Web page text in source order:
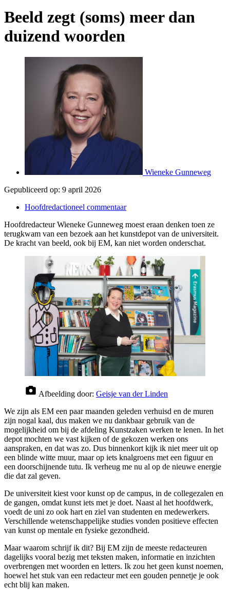
Beeld zegt (soms) meer dan
duizend woorden
Wieneke Gunneweg
Gepubliceerd op: 9 april 2026
Hoofdredactioneel commentaar
Hoofdredacteur Wieneke Gunneweg moest eraan denken toen ze
terugkwam van een bezoek aan het kunstdepot van de universiteit.
De kracht van beeld, ook bij EM, kan niet worden onderschat.
Afbeelding door: Geisje van der Linden
We zijn als EM een paar maanden geleden verhuisd en de muren
zijn nogal kaal, dus maken we nu dankbaar gebruik van de
mogelijkheid om bij de afdeling Kunstzaken werken te lenen. In het
depot mochten we vast kijken of de gekozen werken ons
aanspraken, en dat was zo. Dus binnenkort kijk ik niet meer uit op
een blinde witte muur, maar op iets knalgroens met een figuur en
een doorschijnende tutu. Ik verheug me nu al op de nieuwe energie
die dat zal geven.
De universiteit kiest voor kunst op de campus, in de collegezalen en
de gangen, omdat kunst iets met je doet. Naast al het hoofdwerk,
voedt de uni zo ook hart en ziel van studenten en medewerkers.
Verschillende wetenschappelijke studies vonden positieve effecten
van kunst op mentale en fysieke gezondheid.
Maar waarom schrijf ik dit? Bij EM zijn de meeste redacteuren
dagelijks vooral bezig met teksten maken, informatie en inzichten
overbrengen met woorden en letters. Ik zou het geen kunst noemen,
hoewel het stuk van een redacteur met een gouden pennetje je ook
echt blij kan maken.